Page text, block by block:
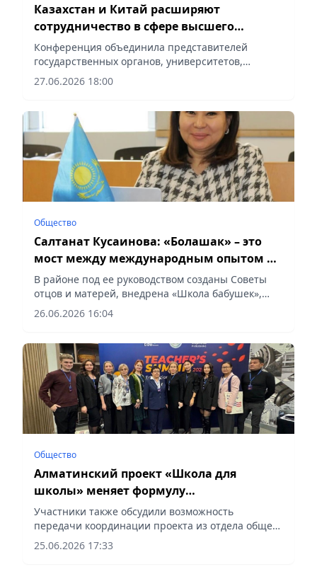
Казахстан и Китай расширяют
сотрудничество в сфере высшего
образования и науки
Конференция объединила представителей
государственных органов, университетов,
научно-исследовательских организаций,
сообщает корреспондент vapress.kz.
27.06.2026 18:00
Общество
Салтанат Кусаинова: «Болашак» – это
мост между международным опытом и
национальными интересами
В районе под ее руководством созданы Советы
отцов и матерей, внедрена «Школа бабушек»,
запущен проект «Вторая жизнь отходов»,
сообщает vapress.kz.
26.06.2026 16:04
Общество
Алматинский проект «Школа для
школы» меняет формулу
наставничества
Участники также обсудили возможность
передачи координации проекта из отдела общего
образования в сектор работы с руководящими
кадрами, сообщает корреспондент vapress.kz.
25.06.2026 17:33